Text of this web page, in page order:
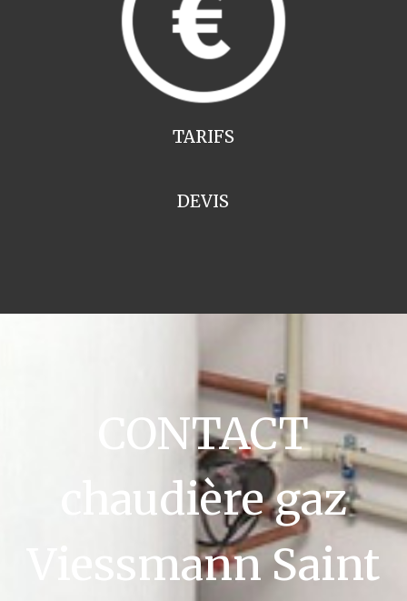
TARIFS
DEVIS
CONTACT
chaudière gaz
Viessmann Saint